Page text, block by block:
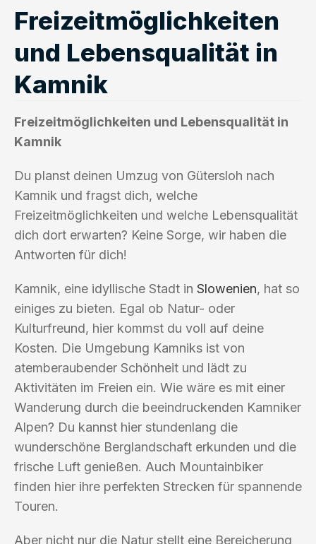
Freizeitmöglichkeiten
und Lebensqualität in
Kamnik
Freizeitmöglichkeiten und Lebensqualität in
Kamnik
Du planst deinen Umzug von Gütersloh nach
Kamnik und fragst dich, welche
Freizeitmöglichkeiten und welche Lebensqualität
dich dort erwarten? Keine Sorge, wir haben die
Antworten für dich!
Kamnik, eine idyllische Stadt in Slowenien, hat so
einiges zu bieten. Egal ob Natur- oder
Kulturfreund, hier kommst du voll auf deine
Kosten. Die Umgebung Kamniks ist von
atemberaubender Schönheit und lädt zu
Aktivitäten im Freien ein. Wie wäre es mit einer
Wanderung durch die beeindruckenden Kamniker
Alpen? Du kannst hier stundenlang die
wunderschöne Berglandschaft erkunden und die
frische Luft genießen. Auch Mountainbiker
finden hier ihre perfekten Strecken für spannende
Touren.
Aber nicht nur die Natur stellt eine Bereicherung